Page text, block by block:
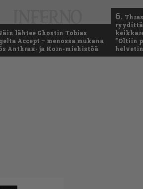
lähtee Ghostin Tobias
Accept – menossa mukana
Anthrax- ja Korn-miehistöä
6.
”Oltiin